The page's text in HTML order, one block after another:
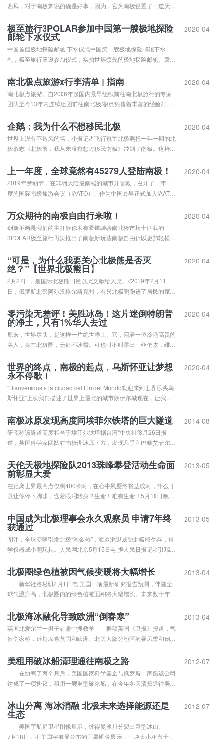
西风，对于南极来说的确是好事，因为，它为南极设置了一道天然
胆的人——心都凉了……毕竟，90%的南极旅行都采用船行的形
式，穿越“西风带”，似乎成了前往南极的“必修课”！西风带令我退
却...
极至旅行3POLAR参加中国第一艘极地探险
邮轮下水仪式
中国首艘极地探险邮轮 下水仪式中国第一艘极地探险邮轮下水
礼，极至旅行应邀参加仪式，实拍世界领先的极地探险邮轮。袁
旅行受邀参加下水仪式01 强强联手世界最大的小型邮轮运力供应
商-美国太阳石公司（SunStone）与中国招商局重工签订协议，由
全球...
2020-04
南北极点旅游x行李清单 | 指南
南北极点旅游。自2006年起国内最早组织前往南北极旅行的专家
团队至今13年内连续组团前往南北极/极点凭借着丰富的经验打造
旅行而是努力于将真正的南北极体验带给所有人无论是经典跟团舒
心畅游还是订购船票去半自由行或者是高端定制随心出行我们都将
贯彻理...
2020-04
企鹅：我为什么不想移民北极
世界上没有不透风的墙，小报记者飞行冠军北极燕把一年一期的北
极杂志《北极熊：我从来没有想过移民南极》带到了南极。这样一
论着这件事情。一场属于企鹅的反击就这么开始了
2020-04
上一年度，全球竟然有45279人登陆南极！
2019年劳动节，在非洲大陆最南端的城市开普敦，召开了一年一
度的国际南极旅游会议（IAATO）。作为中国最早正式加入IAATO
IAATO2019年年会于4月30日至5月3日举行。南北极旅行专家袁茹
和李震宇代表极至旅行全程出席了会议南极旅行人数正在...
2020-04
万众期待的南极自由行来啦！
创新不断是我们的主打歌你木有看错驰骋南北极市场十四载的
3POLAR极至旅行再次推出了南极新玩法南极自由行以更加轻松的
行主义用极至丰富的南北极及全球旅行经验为你保驾护航个性化年
代旅行者本身就属于旅行的风景线旅行自由DIY+南极船票放飞自
我这场属...
2020-04
“可是，为什么我要关心北极熊是否灭
绝？”【世界北极熊日】
2月27日，是国际北极熊日谨以此文献给人类。//2019年2月11
日，俄罗斯北部阿尔汉格尔斯克州，有只北极熊跑进了居民的家
一同上岸阿尔汉格尔斯克州，州政府紧急加高了幼儿园等场合的篱
笆进行阻断防护。这不是北极熊第一次走进人类的社区。早在
1595...
2020-04
零污染无差评！美胜冰岛！这片迷倒特朗普
的净土，只有1%华人去过
原来，世界尽头，是这样一片绝世净土。它，宛若一位冷艳高贵的
美人，身在北极圈，无处不冰雪。可也时不时露出一丝俏皮，绯红
和谐如画。还以为童话无非是安徒生笔下的虚无，直到遇见这座世
界第一大岛，才对那份虚无，有了确切的勾勒模样。它空灵又纯
粹，看似远离...
2020-04
世界的终点，南极的起点，乌斯怀亚让梦想
永不停歇！
"Bienvenidos a la ciudad del Fin del Mundo欢迎来到世界尽头乌
斯怀亚"上次我们描述了世界上最北的城市朗伊尔城现在，让我们
斯怀亚乌斯怀亚还有一个名字叫世界的尽头小镇坐落在比格海峡岸
边五颜六色的房屋点...
2020-04
南极冰原发现高度同埃菲尔铁塔的巨大隧道
研究称该隧道高度相当于埃菲尔铁塔据台湾“中央社”8月26日报
道，英国科学家团队在南极洲冰原下方，发现几乎和巴黎艾菲尔铁
英国多所大学以及英国南极勘测(British Antarctic Survey, BAS)的
研究人员，搭乘飞机飞...
2014-08
天伦天极地探险队2013珠峰攀登活动生命面
前彰显大爱
在距离世界最高点仅剩400米时，在心中夙愿终将达成时，什么可
以让你停下脚步，含着眼泪转身？生命！唯有生命！5月19日晚，
遇险山友抢救成功并下撤至珠峰大本营。而在这个奇迹背后，除了
救援队的全力施救还有一个少为人知的感人故事：一支准备于5月
18...
2013-05
中国成为北极理事会永久观察员 申请7年终
获通过
图注：全球变暖引发北极“淘金热”，海冰消退威胁北极熊生存，科
学仪器成小熊玩具。人民网北京5月15日电 据人民日报记者驻瑞典
会议上，8个成员国一致作出决定，同意中国等国加入理事会，成
为正式永久观察员。北极理事会成立于1996年，是由加拿大、丹
麦...
2013-05
北极圈绿色植被因气候变暖将大幅增长
新华社洛杉矶4月1日电 美国一项最新研究报告预测，伴随全
球气温升高，北极圈内的绿色植被面积将大幅增长。未来数十年，
尔大学等机构的研究人员在新一期《自然气候变化》杂志报告说，
他们根据全球未来气温增长趋势，建立起一套预测今后数十年北极
圈内的...
2013-04
北极海冰融化导致欧洲“倒春寒”
英国北爱尔兰一男子在雪中搜救羊 据稿英国《卫报》报道，气
候学家称，近期席卷英国和欧洲、北美大部分地区的暴风雪和倒春
份，然而冬天却不愿离开。一场罕见的大雪令英国、法国、美国等
北半球国家苦不堪言。由于暴风雪袭击，大量航班被迫取消，公共
交通陷于瘫痪...
2013-04
美租用破冰船清理通往南极之路
在协商了两个月后，美国国家科学基金与俄罗斯一家船运公司
达成了一项协议，租用一艘重型破冰船，在今年冬天清扫通往美国
船由摩尔曼斯克航运公司运营。在去年瑞典政府与美国结束了租赁
Oden号破冰船的长期合同后，Vladimir I...
2012-07
冰山分离 海冰消融 北极未来选择能源还是
生态
美国宇航局卫星图像显示，彼得曼冰川分裂出巨型冰山。
7月18日，据美国宇航局公布的卫星图像显示，一块大小相当于美
2012-07